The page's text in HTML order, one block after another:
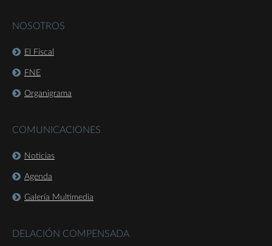
NOSOTROS
El Fiscal
FNE
Organigrama
COMUNICACIONES
Noticias
Agenda
Galería Multimedia
DELACIÓN COMPENSADA